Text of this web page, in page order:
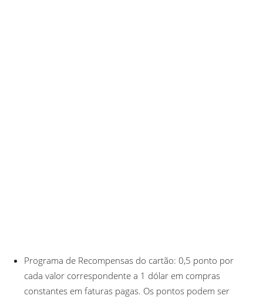
Programa de Recompensas do cartão: 0,5 ponto por
cada valor correspondente a 1 dólar em compras
constantes em faturas pagas. Os pontos podem ser